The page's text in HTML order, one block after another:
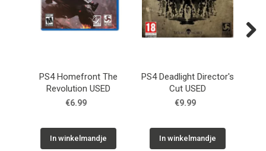
PS4 Homefront The
Revolution USED
€6.99
In winkelmandje
PS4 Deadlight Director's
Cut USED
€9.99
In winkelmandje